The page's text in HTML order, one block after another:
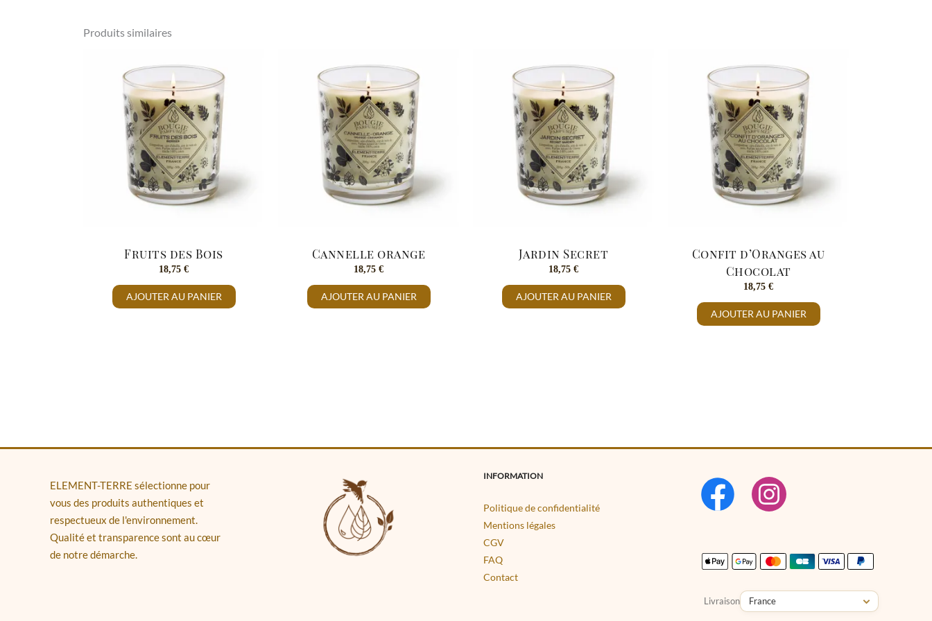
Produits similaires
Fruits des Bois
18,75 €
AJOUTER AU PANIER
Cannelle orange
18,75 €
AJOUTER AU PANIER
Jardin Secret
18,75 €
AJOUTER AU PANIER
Confit d’Oranges au
Chocolat
18,75 €
AJOUTER AU PANIER
ELEMENT-TERRE sélectionne pour
vous des produits authentiques et
respectueux de l'environnement.
Qualité et transparence sont au cœur
de notre démarche.
INFORMATION
Politique de confidentialité
Mentions légales
CGV
FAQ
Contact
Livraison